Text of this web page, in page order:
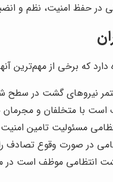
حفظ امنیت، نظم و
که برخی از مهم‌ترین آنها
نیروهای گشت در سطح
با متخلفان و مجرمان
مسئولیت تامین
در صورت وقوع تصادف
انتظامی موظف است در